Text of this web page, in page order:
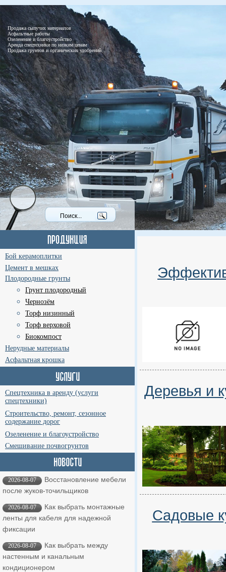
Продажа сыпучих материалов
Асфальтные работы
Озеленение и благоустройство
Аренда спецтехники по низким ценам
Продажа грунтов и органических удобрений
Бой керамоплитки
Цемент в мешках
Плодородные грунты
Грунт плодородный
Чернозём
Торф низинный
Торф верховой
Биокомпост
Нерудные материалы
Асфальтная крошка
Спецтехника в аренду (услуги
спецтехники)
Строительство, ремонт, сезонное
содержание дорог
Озеленение и благоустройство
Смешивание почвогрунтов
2026-08-07
Восстановление мебели
после жуков-точильщиков
2026-08-07
Как выбрать монтажные
ленты для кабеля для надежной
фиксации
2026-08-07
Как выбрать между
настенным и канальным
кондиционером
Деревья и
Садовые